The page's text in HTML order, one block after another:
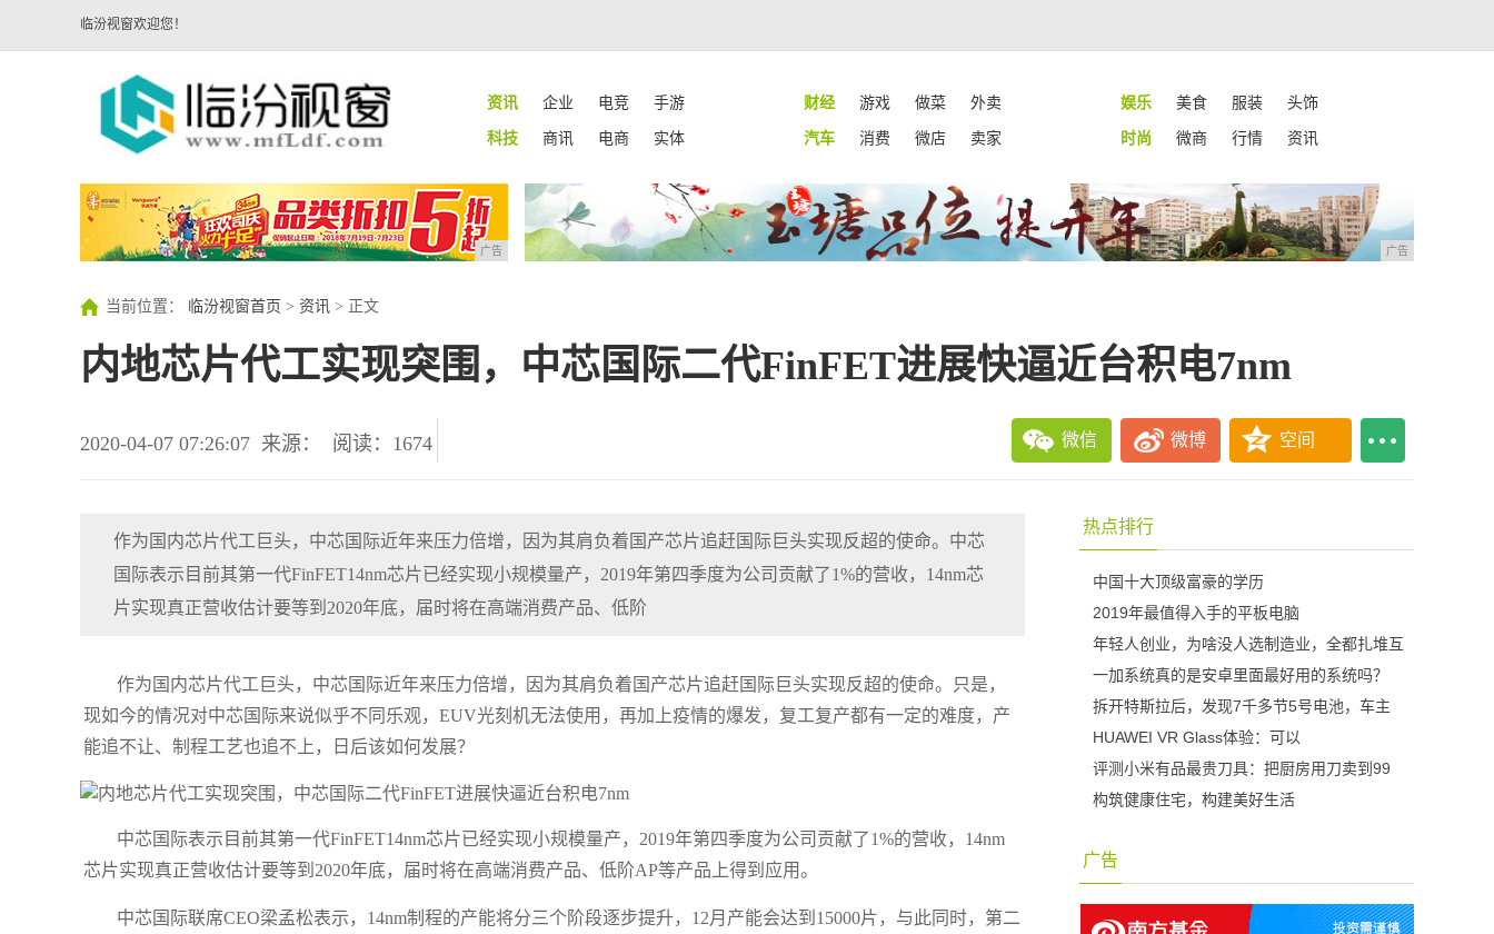
临汾视窗欢迎您！
资讯 企业 电竞 手游 财经 游戏 做菜 外卖 娱乐 美食 服装
头饰
科技
商讯 电商 实体 汽车 消费 微店 卖家 时尚 微商 行情 资讯
广告 广告
当前位置： 临汾视窗首页 > 资讯 > 正文
内地芯片代工实现突围，中芯国际二代FinFET进展快逼近台积电7nm
2020-04-07 07:26:07 来源： 阅读：1674 微信 微博 空间
作为国内芯片代工巨头，中芯国际近年来压力倍增，因为其肩负着国产芯片追赶国际巨头实现反超的使命。​中芯
国际表示目前其第一代FinFET14nm芯片已经实现小规模量产，2019年第四季度为公司贡献了1%的营收，14nm芯
片实现真正营收估计要等到2020年底，届时将在高端消费产品、低阶
作为国内芯片代工巨头，中芯国际近年来压力倍增，因为其肩负着国产芯片追赶国际巨头实现反超的使命。只是，
现如今的情况对中芯国际来说似乎不同乐观，EUV光刻机无法使用，再加上疫情的爆发，复工复产都有一定的难度，产
能追不让、制程工艺也追不上，日后该如何发展？
​中芯国际表示目前其第一代FinFET14nm芯片已经实现小规模量产，2019年第四季度为公司贡献了1%的营收，14nm
芯片实现真正营收估计要等到2020年底，届时将在高端消费产品、低阶AP等产品上得到应用。
中芯国际联席CEO梁孟松表示，14nm制程的产能将分三个阶段逐步提升，12月产能会达到15000片，与此同时，第二
热点排行
中国十大顶级富豪的学历
2019年最值得入手的平板电脑
年轻人创业，为啥没人选制造业，全都扎堆互
一加系统真的是安卓里面最好用的系统吗？
拆开特斯拉后，发现7千多节5号电池，车主
HUAWEI VR Glass体验：可以
评测小米有品最贵刀具：把厨房用刀卖到99
构筑健康住宅，构建美好生活
广告